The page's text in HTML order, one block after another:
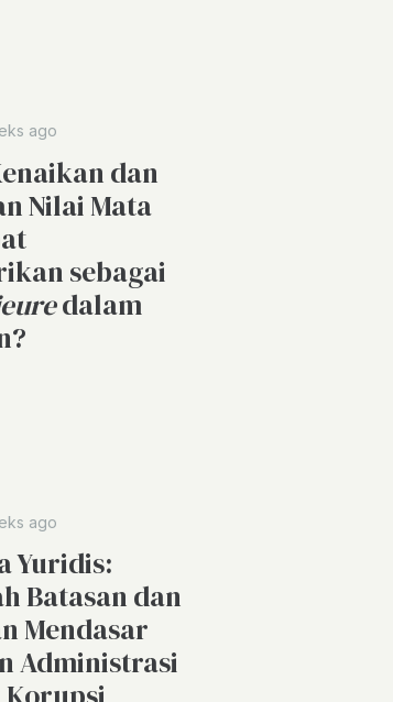
ago
dan
Nilai Mata
sebagai
dalam
ago
Yuridis:
Batasan dan
Mendasar
Administrasi